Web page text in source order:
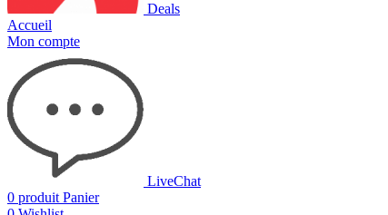
Deals
Accueil
Mon compte
LiveChat
0 produit Panier